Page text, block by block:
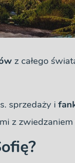
z całego
sprzedaży i
z